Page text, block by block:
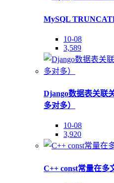
MySQL
10-08
3,589
Django数据表关联
多对多）
10-08
3,920
C++ const常量在多